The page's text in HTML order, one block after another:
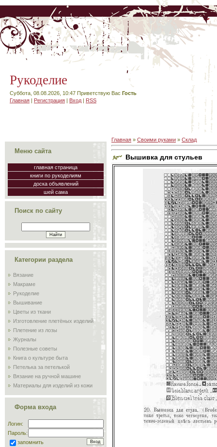
Рукоделие
Суббота, 08.08.2026, 10:47 Приветствую Вас Гость
Главная | Регистрация | Вход | RSS
Меню сайта
главная страница
книги по рукоделиям
доска объявлений
шей сама
Поиск по сайту
Категории раздела
Вязание
Макраме
Рукоделие
Вышивание
Цветы из ткани
Изготовление плетёных изделий
Плетение из лозы
Журналы
Полезные советы
Книга о культуре быта
Петелька за петелькой
Вязание на ручной машине
Материалы для изделий из кожи
Сам себе мастер
Обучение плиточников и
мозаичников
Форма входа
Логин:
Пароль:
запомнить
Главная » Своими руками » Склад
Вышивка для стульев